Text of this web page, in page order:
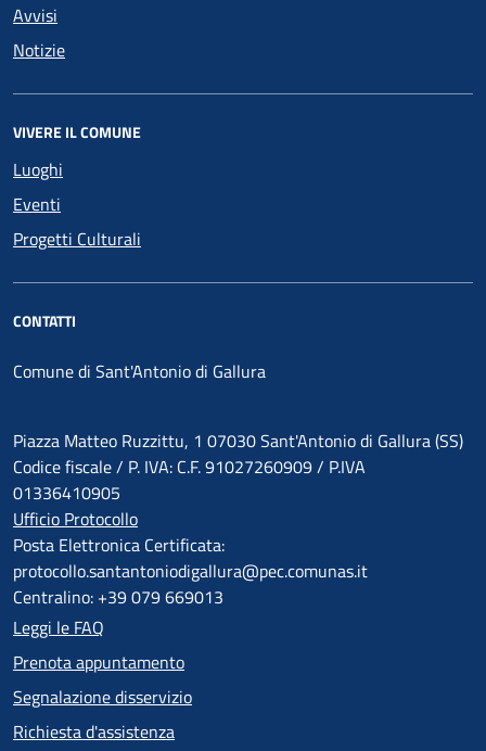
Avvisi
Notizie
VIVERE IL COMUNE
Luoghi
Eventi
Progetti Culturali
CONTATTI
Comune di Sant'Antonio di Gallura
Piazza Matteo Ruzzittu, 1 07030 Sant'Antonio di Gallura (SS)
Codice fiscale / P. IVA: C.F. 91027260909 / P.IVA
01336410905
Ufficio Protocollo
Posta Elettronica Certificata:
protocollo.santantoniodigallura@pec.comunas.it
Centralino: +39 079 669013
Leggi le FAQ
Prenota appuntamento
Segnalazione disservizio
Richiesta d'assistenza